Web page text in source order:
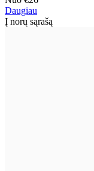
Daugiau
Į norų sąrašą